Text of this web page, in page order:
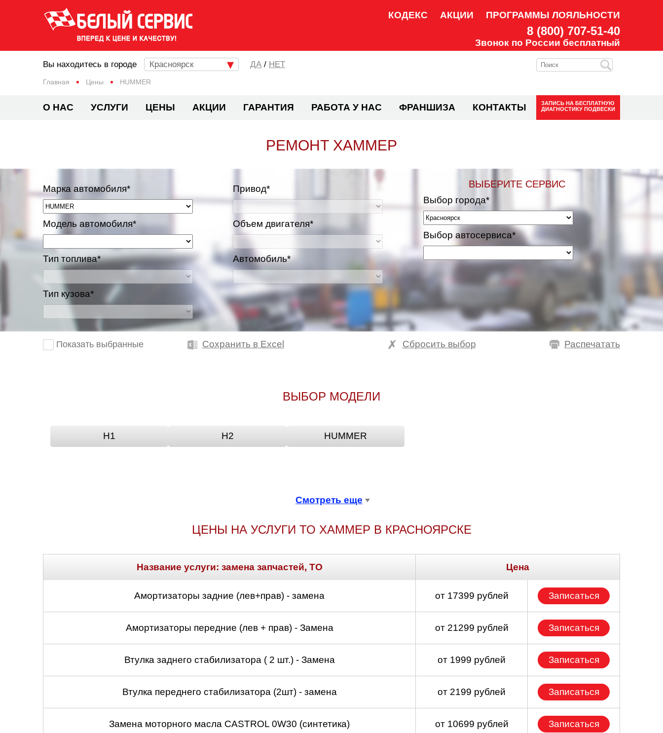
КОДЕКС АКЦИИ ПРОГРАММЫ ЛОЯЛЬНОСТИ
8 (800) 707-51-40
Звонок по России бесплатный
Главная Цены HUMMER
Вы находитесь в городе Красноярск / НЕТ
О НАС УСЛУГИ ЦЕНЫ АКЦИИ ГАРАНТИЯ РАБОТА У НАС ФРАНШИЗА КОНТАКТЫ ЗАПИСЬ НА БЕСПЛАТНУЮ
ДИАГНОСТИКУ ПОДВЕСКИ
РЕМОНТ ХАММЕР
Марка автомобиля*
Модель автомобиля*
Тип топлива*
Тип кузова*
Привод*
Объем двигателя*
Автомобиль*
ВЫБЕРИТЕ СЕРВИС
Выбор города*
Выбор автосервиса*
Показать выбранные Сохранить в Excel Распечатать
Сбросить выбор
ВЫБОР МОДЕЛИ
H1 H2 HUMMER
Смотреть еще
ЦЕНЫ НА УСЛУГИ ТО ХАММЕР В КРАСНОЯРСКЕ
Название услуги: замена запчастей, ТО Цена
Амортизаторы задние (лев+прав) - замена от 17399 рублей Записаться
Амортизаторы передние (лев + прав) - Замена от 21299 рублей Записаться
Втулка заднего стабилизатора ( 2 шт.) - Замена от 1999 рублей Записаться
Втулка переднего стабилизатора (2шт) - замена от 2199 рублей Записаться
Замена моторного масла CASTROL 0W30 (синтетика) от 10699 рублей Записаться